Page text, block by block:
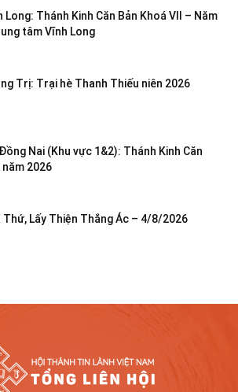
Long: Thánh Kinh Căn Bản Khoá VII – Năm
tâm Vĩnh Long
Trị: Trại hè Thanh Thiếu niên 2026
Nai (Khu vực 1&2): Thánh Kinh Căn
năm 2026
Thứ, Lấy Thiện Thắng Ác – 4/8/2026